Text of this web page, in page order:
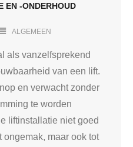
EN -ONDERHOUD
ALGEMEEN
als vanzelfsprekend
van een lift.
en verwacht zonder
te worden
liftinstallatie niet goed
maar ook tot